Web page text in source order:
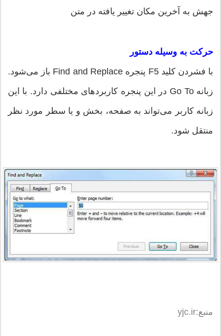
جهش به آخرین مکان تغییر یافته در متن
حرکت به وسیله دستور
با فشردن کلید F5 پنجره Find and Replace باز می‌شود.
زبانه Go To در این پنجره کاربرد‌های مختلفی دارد. با این
زبانه کاربر می‌تواند به صفحه، بخش و یا سطر مورد نظر
منتقل شود.
منبع:yjc.ir